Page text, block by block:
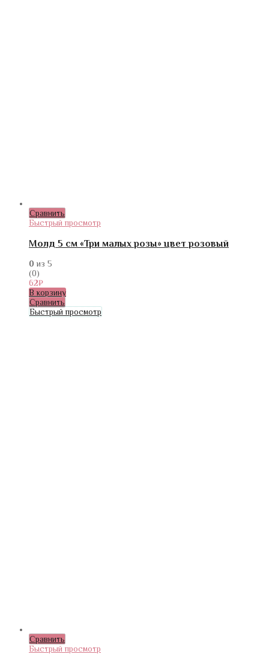
Сравнить
Быстрый просмотр
Молд 5 см «Три малых розы» цвет розовый
0 из 5
(0)
62₽
В корзину
Сравнить
Быстрый просмотр
Сравнить
Быстрый просмотр